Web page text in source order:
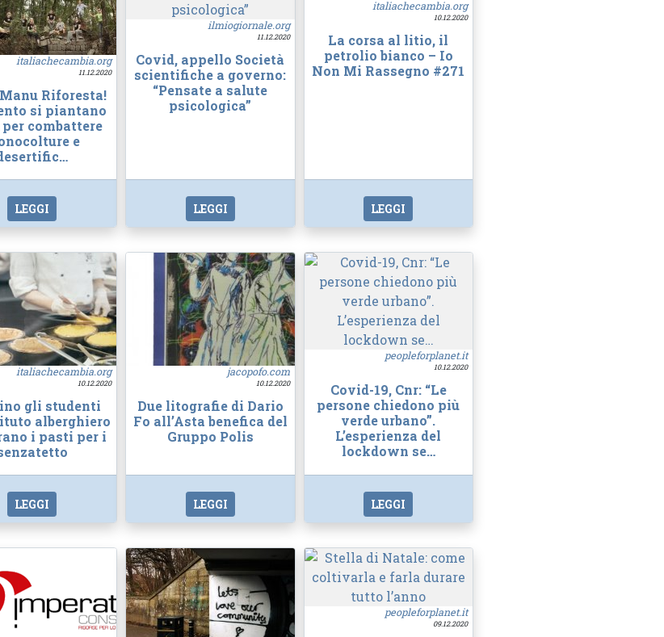
italiachecambia.org
11.12.2020
Riforesta!
si piantano
combattere
e
LEGGI
ilmiogiornale.org
11.12.2020
Covid, appello Società
scientifiche a governo:
“Pensate a salute
psicologica”
LEGGI
italiachecambia.org
10.12.2020
La corsa al litio, il
petrolio bianco – Io
Non Mi Rassegno #271
LEGGI
italiachecambia.org
10.12.2020
gli studenti
alberghiero
i pasti per i
LEGGI
jacopofo.com
10.12.2020
Due litografie di Dario
Fo all’Asta benefica del
Gruppo Polis
LEGGI
peopleforplanet.it
10.12.2020
Covid-19, Cnr: “Le
persone chiedono più
verde urbano”.
L’esperienza del
lockdown se…
LEGGI
peopleforplanet.it
09.12.2020